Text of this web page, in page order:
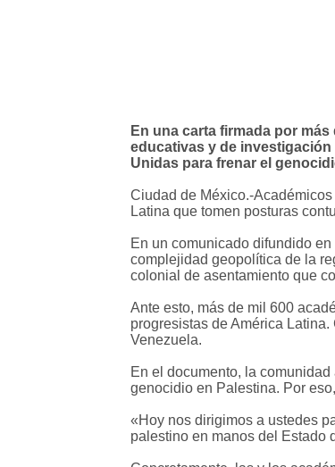
En una carta firmada por
educativas y de
Unidas para frenar el
Ciudad de México.-
Latina que tomen posturas
En un comunicado difundido
complejidad geopolítica de la
colonial de asentamiento que
Ante esto, más de mil 600
progresistas de América
Venezuela.
En el documento, la
genocidio en Palestina. Por
«Hoy nos dirigimos a ustedes
palestino en manos del Estado